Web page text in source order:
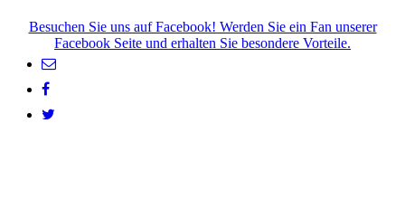
Besuchen Sie uns auf Facebook! Werden Sie ein Fan unserer
Facebook Seite und erhalten Sie besondere Vorteile.